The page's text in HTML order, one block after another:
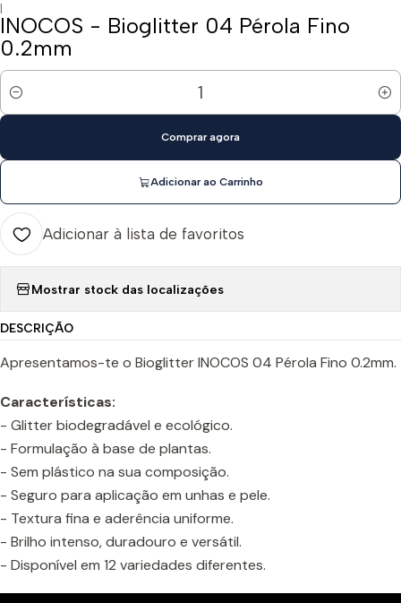
|
INOCOS - Bioglitter 04 Pérola Fino
0.2mm
Quantidade
Adicionar ao Carrinho
Comprar agora
Adicionar à lista de favoritos
Mostrar stock das localizações
DESCRIÇÃO
Apresentamos-te o Bioglitter INOCOS 04 Pérola Fino 0.2mm.
Características:
- Glitter biodegradável e ecológico.
- Formulação à base de plantas.
- Sem plástico na sua composição.
- Seguro para aplicação em unhas e pele.
- Textura fina e aderência uniforme.
- Brilho intenso, duradouro e versátil.
- Disponível em 12 variedades diferentes.